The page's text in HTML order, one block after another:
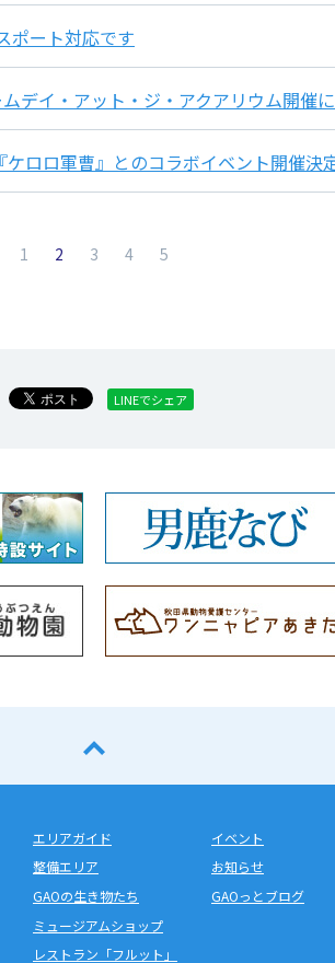
ポート対応です
デイ・アット・ジ・アクアリウム開催
ロロ軍曹』とのコラボイベント開催決
1 2 （現在のページ）
3 4 5
LINEでシェア
エリアガイド
整備エリア
GAOの生き物たち
ミュージアムショップ
レストラン「フルット」
イベント
お知らせ
GAOっとブログ